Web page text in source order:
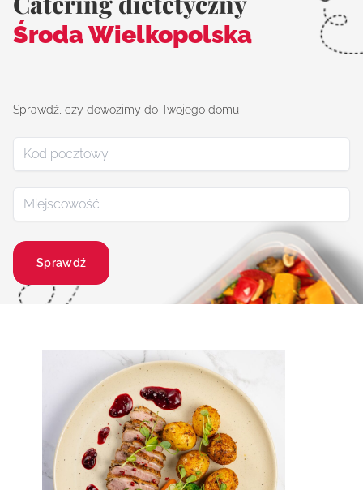
Środa Wielkopolska
Sprawdź, czy dowozimy do Twojego domu
Sprawdź